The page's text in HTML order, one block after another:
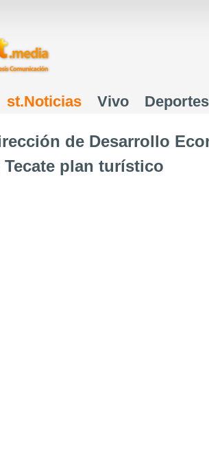
st.Noticias Vivo Deportes
de Desarrollo
Tecate plan turístico